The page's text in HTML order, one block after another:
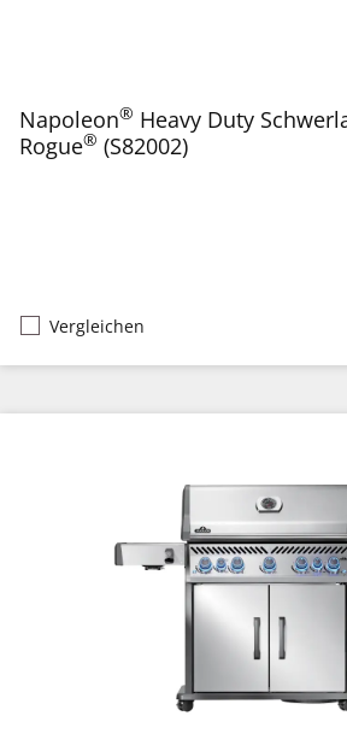
Napoleon® Heavy Duty
Rogue® (S82002)
Vergleichen